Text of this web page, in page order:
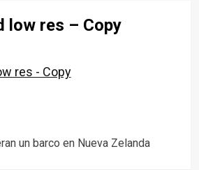
low res – Copy
un barco en Nueva Zelanda